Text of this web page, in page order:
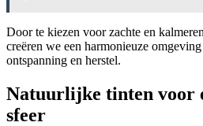
Door te kiezen voor zachte en
creëren we een harmonieuze
ontspanning en herstel.
Natuurlijke tinten voor
sfeer